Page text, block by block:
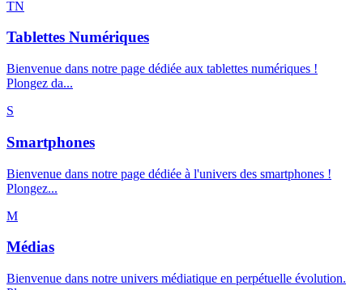
TN
Tablettes Numériques
Bienvenue dans notre page dédiée aux tablettes numériques !
Plongez da...
S
Smartphones
Bienvenue dans notre page dédiée à l'univers des smartphones !
Plongez...
M
Médias
Bienvenue dans notre univers médiatique en perpétuelle évolution.